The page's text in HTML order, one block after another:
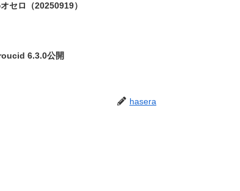
セロ（20250919）
6.3.0公開
hasera